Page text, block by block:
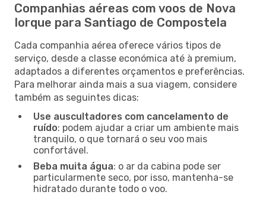
Companhias aéreas com voos de Nova
Iorque para Santiago de Compostela
Cada companhia aérea oferece vários tipos de
serviço, desde a classe económica até à premium,
adaptados a diferentes orçamentos e preferências.
Para melhorar ainda mais a sua viagem, considere
também as seguintes dicas:
Use auscultadores com cancelamento de
ruído: podem ajudar a criar um ambiente mais
tranquilo, o que tornará o seu voo mais
confortável.
Beba muita água: o ar da cabina pode ser
particularmente seco, por isso, mantenha-se
hidratado durante todo o voo.